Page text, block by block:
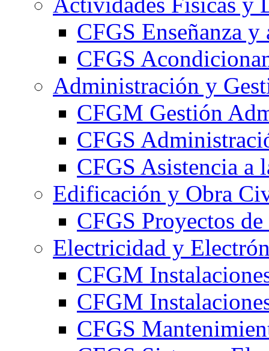
CFGS Enseñanza
CFGS
Administración y
CFGM Gestión
CFGS
CFGS Asistencia a
Edificación y Obra
CFGS Proyectos
Electricidad y
CFGM
CFGM
CFGS